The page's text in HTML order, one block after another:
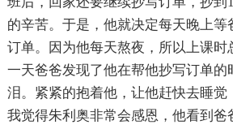
的辛苦。于是，他就决定每天晚上等
订单。因为他每天熬夜，所以上课时
一天爸爸发现了他在帮他抄写订单的
泪。紧紧的抱着他，让他赶快去睡觉
我觉得朱利奥非常会感恩，他看到爸